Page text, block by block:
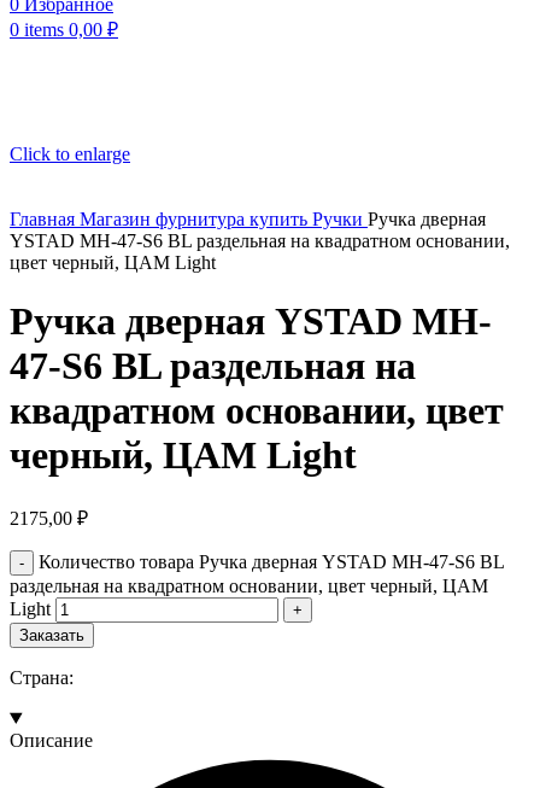
0 items 0,00 ₽
Click to enlarge
Главная Магазин фурнитура купить Ручки Ручка дверная
YSTAD MH-47-S6 BL раздельная на квадратном основании,
цвет черный, ЦАМ Light
Ручка дверная YSTAD MH-
47-S6 BL раздельная на
квадратном основании, цвет
черный, ЦАМ Light
2175,00 ₽
Количество товара Ручка дверная YSTAD MH-47-S6 BL
раздельная на квадратном основании, цвет черный, ЦАМ
Light
Заказать
Страна:
Описание